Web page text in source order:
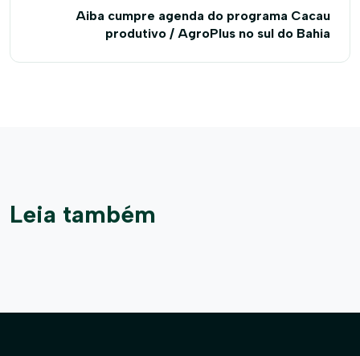
Aiba cumpre agenda do programa Cacau
produtivo / AgroPlus no sul do Bahia
Leia também